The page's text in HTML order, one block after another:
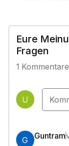
Eure
Fragen
1 Kommentare
U
G Guntram